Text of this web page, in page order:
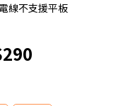
線不支援平板